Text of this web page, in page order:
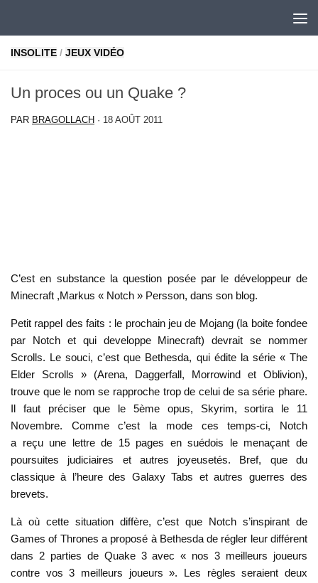
INSOLITE / JEUX VIDÉO
Un proces ou un Quake ?
PAR BRAGOLLACH · 18 AOÛT 2011
C’est en substance la question posée par le développeur de
Minecraft ,Markus « Notch » Persson, dans son blog.
Petit rappel des faits : le prochain jeu de Mojang (la boite fondee
par Notch et qui developpe Minecraft) devrait se nommer
Scrolls. Le souci, c’est que Bethesda, qui édite la série « The
Elder Scrolls » (Arena, Daggerfall, Morrowind et Oblivion),
trouve que le nom se rapproche trop de celui de sa série phare.
Il faut préciser que le 5ème opus, Skyrim, sortira le 11
Novembre. Comme c’est la mode ces temps-ci, Notch
a reçu une lettre de 15 pages en suédois le menaçant de
poursuites judiciaires et autres joyeusetés. Bref, que du
classique à l’heure des Galaxy Tabs et autres guerres des
brevets.
Là où cette situation diffère, c’est que Notch s’inspirant de
Games of Thrones a proposé à Bethesda de régler leur différent
dans 2 parties de Quake 3 avec « nos 3 meilleurs joueurs
contre vos 3 meilleurs joueurs ». Les règles seraient deux